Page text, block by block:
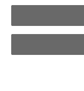
Newsletter